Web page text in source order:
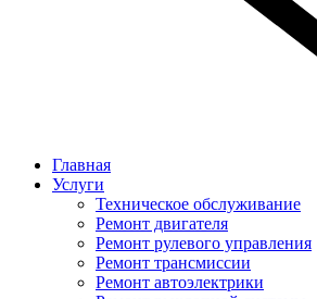
Главная
Услуги
Техническое обслуживание
Ремонт двигателя
Ремонт рулевого управления
Ремонт трансмиссии
Ремонт автоэлектрики